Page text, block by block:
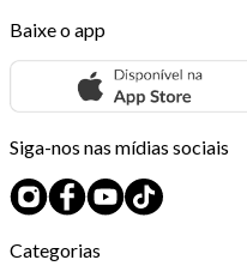
Baixe o app
Siga-nos nas mídias sociais
Categorias